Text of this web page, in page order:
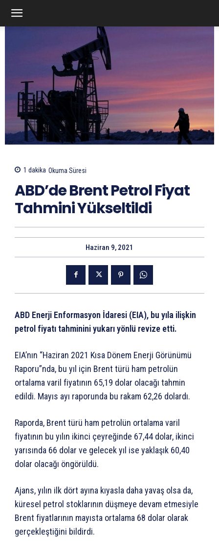
1 dakika Okuma Süresi
ABD’de Brent Petrol Fiyat
Tahmini Yükseltildi
Haziran 9, 2021
ABD Enerji Enformasyon İdaresi (EIA), bu yıla ilişkin
petrol fiyatı tahminini yukarı yönlü revize etti.
EIA’nın “Haziran 2021 Kısa Dönem Enerji Görünümü
Raporu”nda, bu yıl için Brent türü ham petrolün
ortalama varil fiyatının 65,19 dolar olacağı tahmin
edildi. Mayıs ayı raporunda bu rakam 62,26 dolardı.
Raporda, Brent türü ham petrolün ortalama varil
fiyatının bu yılın ikinci çeyreğinde 67,44 dolar, ikinci
yarısında 66 dolar ve gelecek yıl ise yaklaşık 60,40
dolar olacağı öngörüldü.
Ajans, yılın ilk dört ayına kıyasla daha yavaş olsa da,
küresel petrol stoklarının düşmeye devam etmesiyle
Brent fiyatlarının mayısta ortalama 68 dolar olarak
gerçekleştiğini bildirdi.